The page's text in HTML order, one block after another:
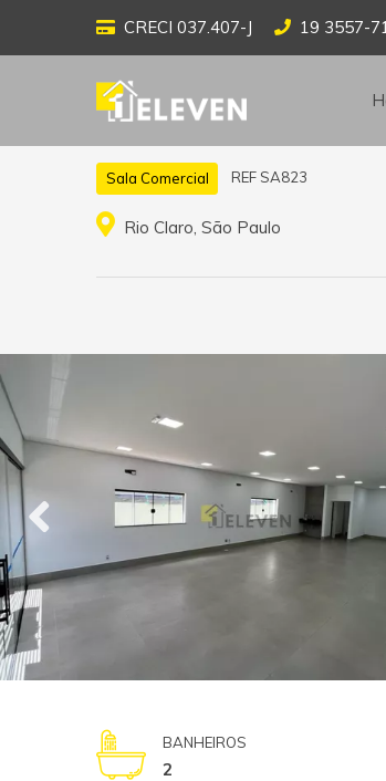
CRECI 037.407-J 19 3557-
Sala Comercial REF SA823
Rio Claro, São Paulo
BANHEIROS
2